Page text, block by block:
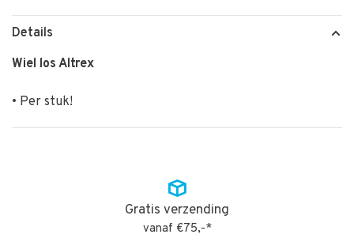
Details
Wiel los Altrex
• Per stuk!
Gratis verzending
vanaf €75,-*